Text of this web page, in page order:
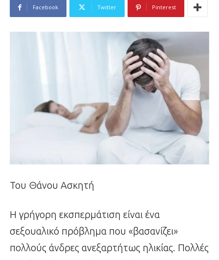
Facebook Twitter Pinterest
Του Θάνου Ασκητή
Η γρήγορη εκσπερμάτιση είναι ένα
σεξουαλικό πρόβλημα που «βασανίζει»
πολλούς άνδρες ανεξαρτήτως ηλικίας. Πολλές